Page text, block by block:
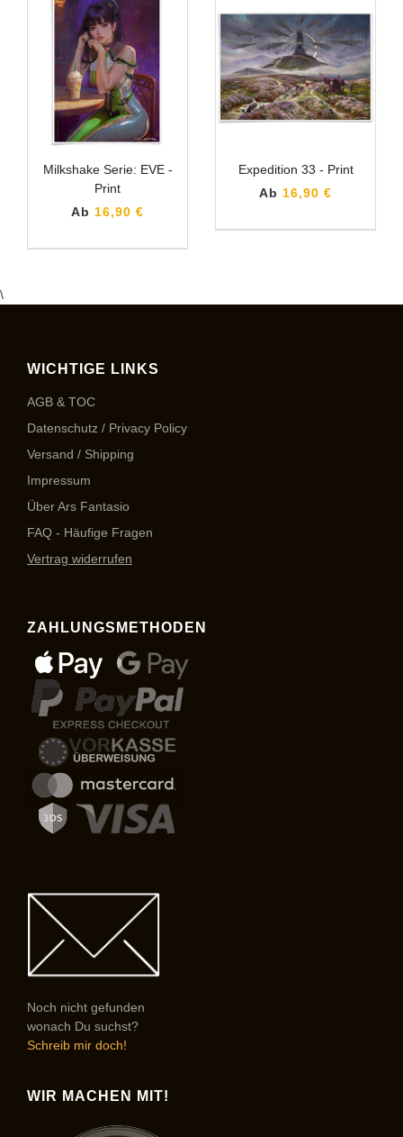
Milkshake Serie: EVE -
Print
Ab 16,90 €
Expedition 33 - Print
Ab 16,90 €
\
WICHTIGE LINKS
AGB & TOC
Datenschutz / Privacy Policy
Versand / Shipping
Impressum
Über Ars Fantasio
FAQ - Häufige Fragen
Vertrag widerrufen
ZAHLUNGSMETHODEN
Noch nicht gefunden
wonach Du suchst?
Schreib mir doch!
WIR MACHEN MIT!